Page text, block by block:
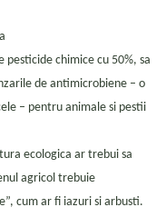
pesticide chimice cu 50%, sa
de antimicrobiene – o
– pentru animale si pestii
ecologica ar trebui sa
agricol trebuie
cum ar fi iazuri si arbusti.